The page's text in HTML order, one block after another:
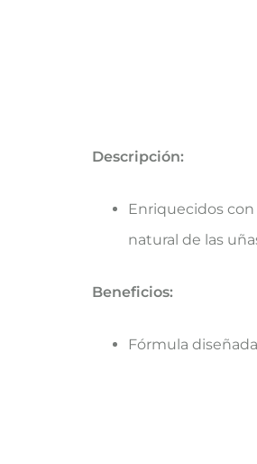
Descripción:
Enriquecidos
natural de las
Beneficios:
Fórmula